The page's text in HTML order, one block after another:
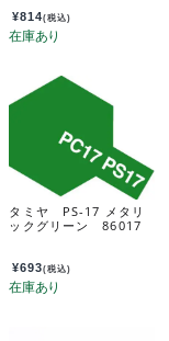
03497-000
¥814(税込)
タミヤ PS-17 メタリ
ックグリーン 86017
¥693(税込)